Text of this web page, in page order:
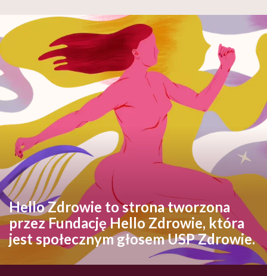
Hello Zdrowie to strona tworzona
przez Fundację Hello Zdrowie, która
jest społecznym głosem USP Zdrowie.